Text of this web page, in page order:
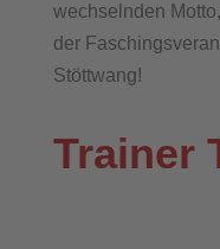
wechselnden
der
Stöttwang!
Trainer